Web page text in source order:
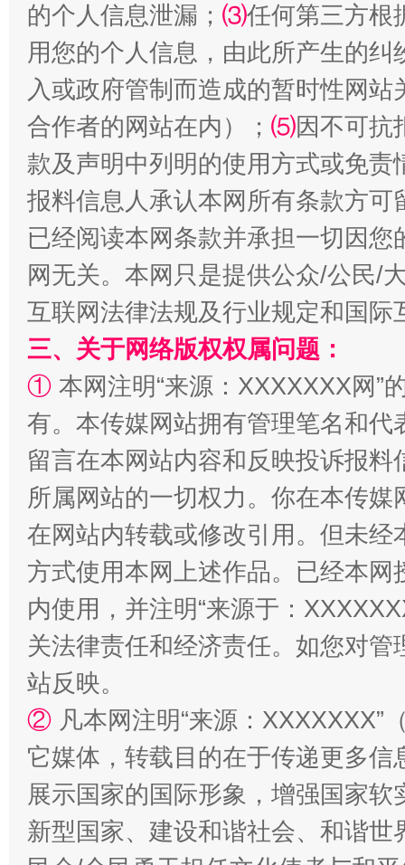
受贿1.44亿！段成刚被判无期 从幼
阿坝州三大球赛在茂县开幕 规模
国家大学科技园优化重塑工作
的个人信息泄漏； ⑶任何第三方根
用您的个人信息，由此所产生的纠
入或政府管制而造成的暂时性网
合作者的网站在内）； ⑸因不可抗
款及声明中列明的使用方式或免责
报料信息人承认本网所有条款方
已经阅读本网条款并承担一切因
网无关。本网只是提供公众/公民/
互联网法律法规及行业规定和国
三、关于网络版权权属问题：
① 本网注明“来源：XXXXXXX网”
有。本传媒网站拥有管理笔名和
留言在本网站内容和反映投诉报
所属网站的一切权力。你在本传
在网站内转载或修改引用。但未
方式使用本网上述作品。已经本
内使用，并注明“来源于：
关法律责任和经济责任。如您对
站反映。
② 凡本网注明“来源：
它媒体，转载目的在于传递更多
展示国家的国际形象，增强国家
新型国家、建设和谐社会、和谐